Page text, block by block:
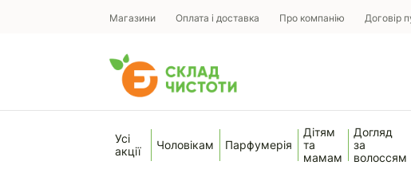
Магазини Оплата і доставка Про компанію Договір
Усі
акції
Чоловікам Парфумерія
Дітям
та
мамам
Догляд
за
волоссям